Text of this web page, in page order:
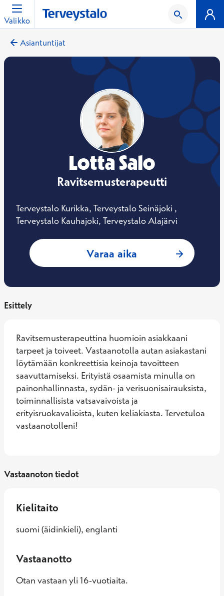
Valikko
Asiantuntijat
Lotta Salo
Ravitsemusterapeutti
Terveystalo Kurikka, Terveystalo Seinäjoki ,
Terveystalo Kauhajoki, Terveystalo Alajärvi
Varaa aika : Lotta Salo,
Esittely
Ravitsemusterapeuttina huomioin asiakkaani
tarpeet ja toiveet. Vastaanotolla autan asiakastani
löytämään konkreettisia keinoja tavoitteen
saavuttamiseksi. Erityistä osaamista minulla on
painonhallinnasta, sydän- ja verisuonisairauksista,
toiminnallisista vatsavaivoista ja
erityisruokavalioista, kuten keliakiasta. Tervetuloa
vastaanotolleni!
Vastaanoton tiedot
Kielitaito
suomi (äidinkieli), englanti
Vastaanotto
Otan vastaan yli 16-vuotiaita.